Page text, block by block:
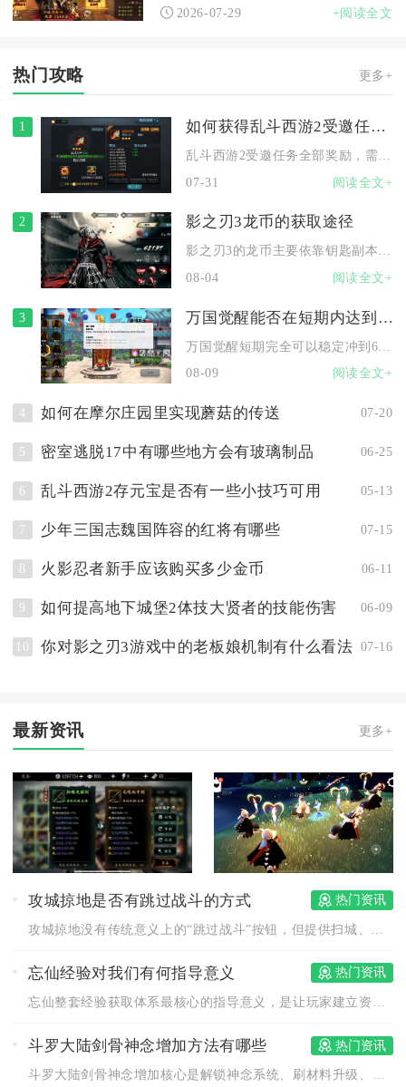
2026-07-29 +阅读全文
热门攻略 更多+
1 如何获得乱斗西游2受邀任务的奖励
乱斗西游2受邀任务全部奖励，需要完成邀请关系绑定、受邀账号阶...
07-31
阅读全文+
2 影之刃3龙币的获取途径
影之刃3的龙币主要依靠钥匙副本稳定产出，搭配每周团本、限时活...
08-04
阅读全文+
3 万国觉醒能否在短期内达到60万
08-09
阅读全文+
4 如何在摩尔庄园里实现蘑菇的传送 07-20
5 密室逃脱17中有哪些地方会有玻璃制品 06-25
6 乱斗西游2存元宝是否有一些小技巧可用 05-13
7 少年三国志魏国阵容的红将有哪些 07-15
8 火影忍者新手应该购买多少金币 06-11
9 如何提高地下城堡2体技大贤者的技能伤害 06-09
10 你对影之刃3游戏中的老板娘机制有什么看法 07-16
最新资讯 更多+
攻城掠地是否有跳过战斗的方式 热门资讯
忘仙经验对我们有何指导意义 热门资讯
斗罗大陆剑骨神念增加方法有哪些 热门资讯